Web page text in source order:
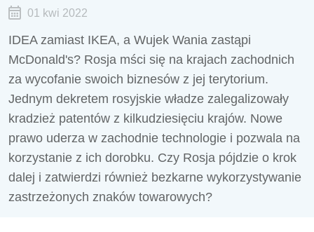
01 kwi 2022
IDEA zamiast IKEA, a Wujek Wania zastąpi
McDonald's? Rosja mści się na krajach zachodnich
za wycofanie swoich biznesów z jej terytorium.
Jednym dekretem rosyjskie władze zalegalizowały
kradzież patentów z kilkudziesięciu krajów. Nowe
prawo uderza w zachodnie technologie i pozwala na
korzystanie z ich dorobku. Czy Rosja pójdzie o krok
dalej i zatwierdzi również bezkarne wykorzystywanie
zastrzeżonych znaków towarowych?